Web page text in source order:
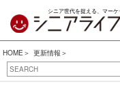
シニア世代を捉える、マーケ
HOME
更新情報